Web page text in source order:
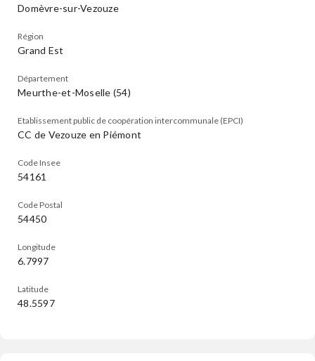
Domèvre-sur-Vezouze
Région
Grand Est
Département
Meurthe-et-Moselle (54)
Etablissement public de coopération intercommunale (EPCI)
CC de Vezouze en Piémont
Code Insee
54161
Code Postal
54450
Longitude
6.7997
Latitude
48.5597